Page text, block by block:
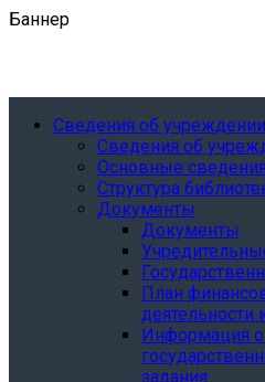
Баннер
Сведения об
Сведения об
Основные сведения
Структура
Документы
Документы
План
Информация
задания